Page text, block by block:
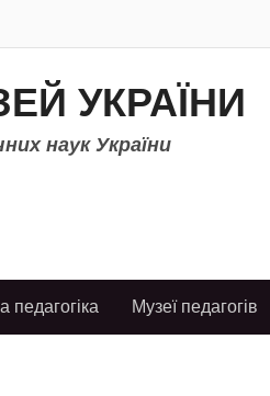
УКРАЇНИ
наук України
педагогіка Музеї педагогів